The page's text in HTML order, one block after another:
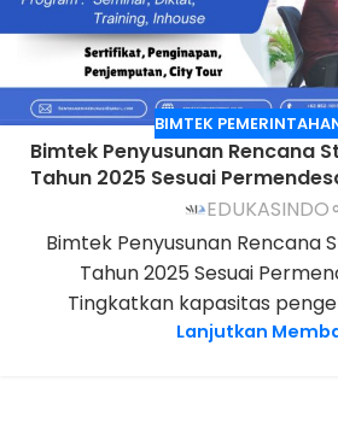
BIMTEK
Bimtek Penyusunan Rencana
Tahun 2025 Sesuai
EDUKASINDO
Bimtek Penyusunan Rencana
Tahun 2025 Sesuai
Tingkatkan kapasitas
Lanjutkan